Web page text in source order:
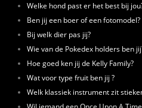
Welke hond past er het best bij
Ben jij een boer of een fotomodel?
Bij welk dier pas jij?
Wie van de Pokedex holders ben
Hoe goed ken jij de Kelly Family?
Wat voor type fruit ben jij ?
Welk klassiek instrument zit